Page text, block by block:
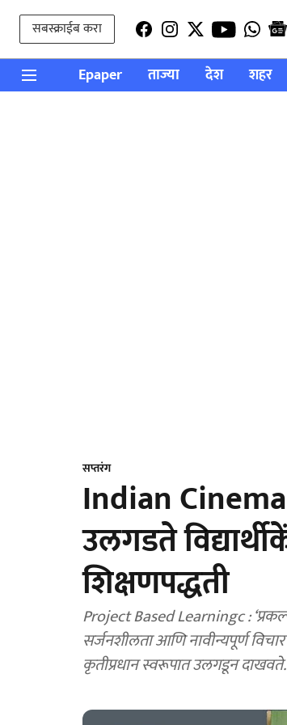
सबस्क्राईब करा
Epaper ताज्या देश शहर
सप्तरंग
Indian Cinema
उलगडते
शिक्षणपद्धती
Project Based Learningc :
सर्जनशीलता आणि नावीन्यपूर्ण
कृतीप्रधान स्वरूपात उलगडून दाखवते.